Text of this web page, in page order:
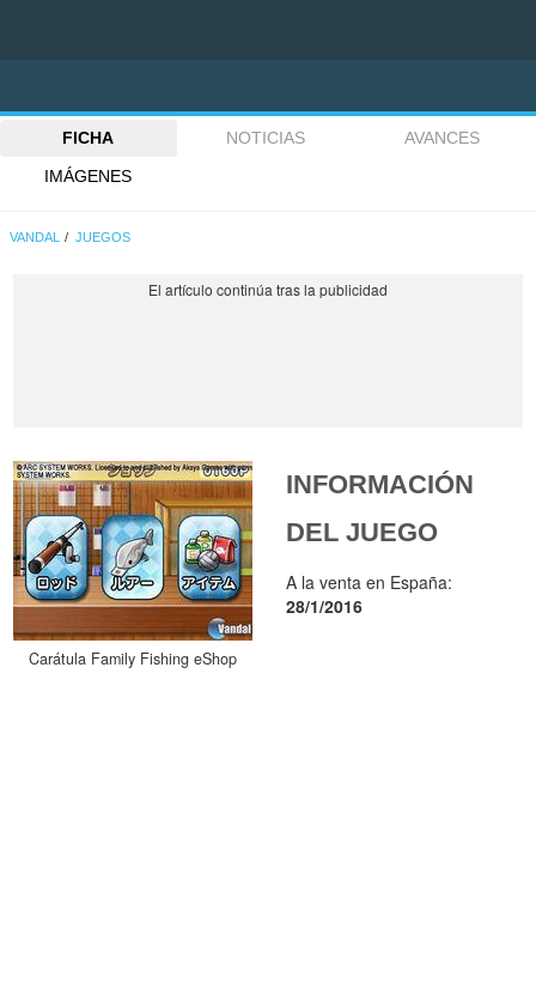
FICHA NOTICIAS
AVANCES
IMÁGENES
VANDAL JUEGOS
Carátula Family Fishing eShop
INFORMACIÓN
DEL JUEGO
A la venta en España:
28/1/2016